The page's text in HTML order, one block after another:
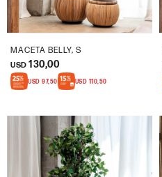
MACETA BELLY, S
USD 130,00
USD 97,50 USD 110,50